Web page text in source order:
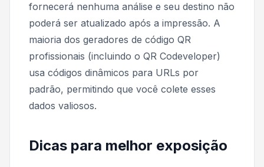
fornecerá nenhuma análise e seu destino não
poderá ser atualizado após a impressão. A
maioria dos geradores de código QR
profissionais (incluindo o QR Codeveloper)
usa códigos dinâmicos para URLs por
padrão, permitindo que você colete esses
dados valiosos.
Dicas para melhor exposição